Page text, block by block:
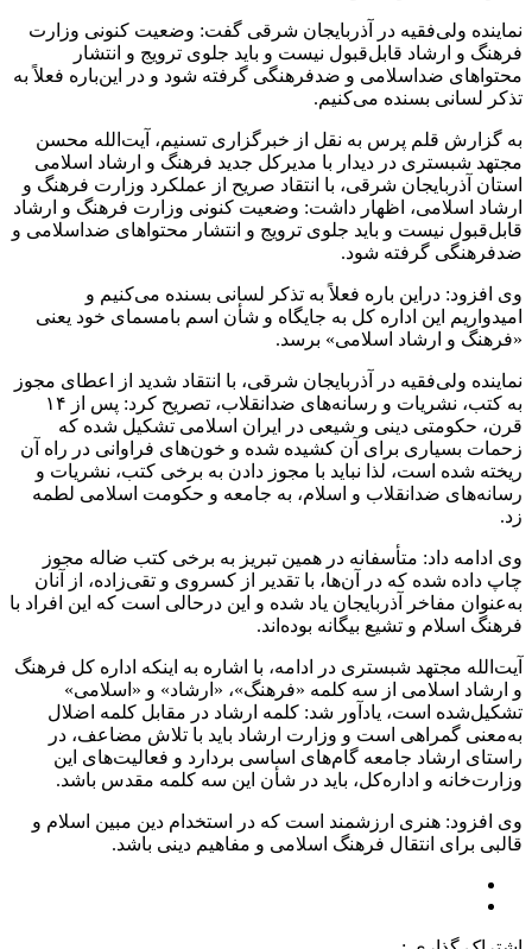
نماینده ولی‌فقیه در آذربایجان شرقی گفت: وضعیت کنونی وزارت
فرهنگ و ارشاد قابل‌قبول نیست و باید جلوی ترویج و انتشار
محتواهای ضداسلامی و ضدفرهنگی گرفته شود و در این‌باره فعلاً به
تذکر لسانی بسنده می‌کنیم.
به گزارش قلم پرس به نقل از خبرگزاری تسنیم، آیت‌الله محسن
مجتهد شبستری در دیدار با مدیرکل جدید فرهنگ و ارشاد اسلامی
استان آذربایجان شرقی، با انتقاد صریح از عملکرد وزارت فرهنگ و
ارشاد اسلامی، اظهار داشت: وضعیت کنونی وزارت فرهنگ و ارشاد
قابل‌قبول نیست و باید جلوی ترویج و انتشار محتواهای ضداسلامی و
ضدفرهنگی گرفته شود.
وی افزود: دراین‌ باره فعلاً به تذکر لسانی بسنده می‌کنیم و
امیدواریم این اداره‌ کل به جایگاه و شأن اسم بامسمای خود یعنی
«فرهنگ و ارشاد اسلامی» برسد.
نماینده ولی‌فقیه در آذربایجان شرقی، با انتقاد شدید از اعطای مجوز
به کتب، نشریات و رسانه‌های ضدانقلاب، تصریح کرد: پس از ۱۴
قرن، حکومتی دینی و شیعی در ایران اسلامی تشکیل شده که
زحمات بسیاری برای آن کشیده شده و خون‌های فراوانی در راه آن
ریخته شده است، لذا نباید با مجوز دادن به برخی کتب، نشریات و
رسانه‌های ضدانقلاب و اسلام، به جامعه و حکومت اسلامی لطمه
زد.
وی ادامه داد: متأسفانه در همین تبریز به برخی کتب ضاله مجوز
چاپ داده شده که در آن‌ها، با تقدیر از کسروی و تقی‌زاده، از آنان
به‌عنوان مفاخر آذربایجان یاد شده ‌و این درحالی‌ است که این افراد با
فرهنگ اسلام و تشیع بیگانه بوده‌اند.
آیت‌الله مجتهد شبستری در ادامه، با اشاره به اینکه اداره کل فرهنگ
و ارشاد اسلامی از سه کلمه «فرهنگ»، «ارشاد» و «اسلامی»
تشکیل‌شده است، یادآور شد: کلمه ارشاد در مقابل کلمه اضلال
به‌معنی گمراهی است و وزارت ارشاد باید با تلاش مضاعف، در
راستای ارشاد جامعه گام‌های اساسی بردارد و فعالیت‌های این
وزارت‌خانه و اداره‌کل، باید در شأن این سه کلمه مقدس باشد.
وی افزود: هنری ارزشمند است که در استخدام دین مبین اسلام و
قالبی برای انتقال فرهنگ اسلامی و مفاهیم دینی باشد.